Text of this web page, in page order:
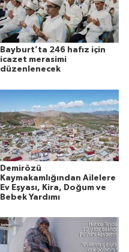
Bayburt’ta 246 hafız için
icazet merasimi
düzenlenecek
Demirözü
Kaymakamlığından Ailelere
Ev Eşyası, Kira, Doğum ve
Bebek Yardımı